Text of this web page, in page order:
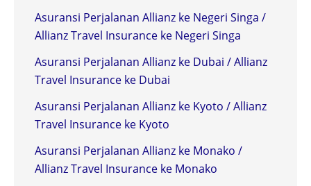
Asuransi Perjalanan Allianz ke Negeri Singa /
Allianz Travel Insurance ke Negeri Singa
Asuransi Perjalanan Allianz ke Dubai / Allianz
Travel Insurance ke Dubai
Asuransi Perjalanan Allianz ke Kyoto / Allianz
Travel Insurance ke Kyoto
Asuransi Perjalanan Allianz ke Monako /
Allianz Travel Insurance ke Monako